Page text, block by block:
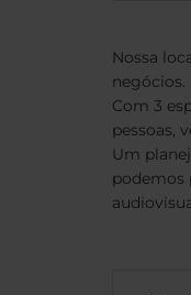
Nossa
negócios.
Com 3
pessoas,
Um
podemos